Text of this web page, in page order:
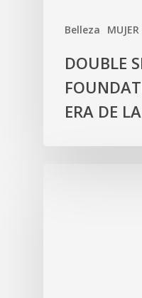
Belleza MUJER
DOUBLE
ERA DE